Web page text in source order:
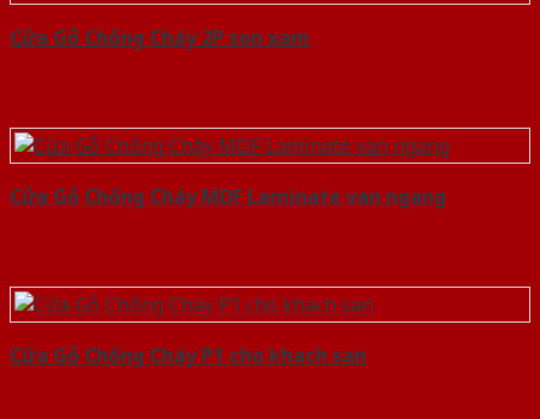
Cửa Gỗ Chống Cháy 2P son xam
Cửa Gỗ Chống Cháy MDF Laminate van ngang
Cửa Gỗ Chống Cháy P1 cho khach san